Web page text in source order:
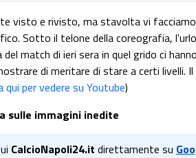
visto e rivisto, ma stavolta vi
Sotto il telone della coreografia,
del match di ieri sera in quel grido ci
di meritare di stare a certi livelli.
qui per vedere su Youtube)
sulle immagini inedite
CalcioNapoli24.it direttamente su